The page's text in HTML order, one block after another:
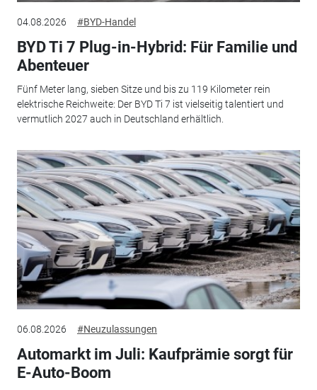
04.08.2026 #BYD-Handel
BYD Ti 7 Plug-in-Hybrid: Für Familie und
Abenteuer
Fünf Meter lang, sieben Sitze und bis zu 119 Kilometer rein
elektrische Reichweite: Der BYD Ti 7 ist vielseitig talentiert und
vermutlich 2027 auch in Deutschland erhältlich.
06.08.2026 #Neuzulassungen
Automarkt im Juli: Kaufprämie sorgt für
E-Auto-Boom